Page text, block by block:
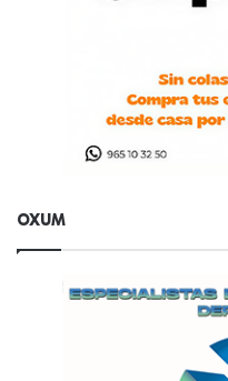
OXUM